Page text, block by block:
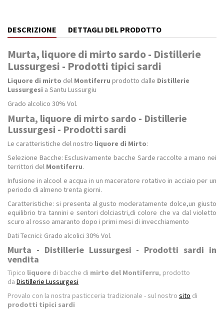
DESCRIZIONE DETTAGLI DEL PRODOTTO
Murta, liquore di mirto sardo - Distillerie
Lussurgesi - Prodotti tipici sardi
Liquore di mirto del Montiferru prodotto dalle Distillerie
Lussurgesi a Santu Lussurgiu
Grado alcolico 30% Vol.
Murta, liquore di mirto sardo - Distillerie
Lussurgesi - Prodotti sardi
Le caratteristiche del nostro liquore di Mirto:
Selezione Bacche: Esclusivamente bacche Sarde raccolte a mano nei
territtori del Montiferru.
Infusione in alcool e acqua in un maceratore rotativo in acciaio per un
periodo di almeno trenta giorni.
Caratteristiche: si presenta al gusto moderatamente dolce,un giusto
equilibrio tra tannini e sentori dolciastri,di colore che va dal violetto
scuro al rosso amaranto dopo i primi mesi di invecchiamento
Dati Tecnici: Grado alcolici 30% Vol.
Murta - Distillerie Lussurgesi - Prodotti sardi in
vendita
Tipico liquore di bacche di mirto del Montiferru, prodotto
da Distillerie Lussurgesi
Provalo con la nostra pasticceria tradizionale - sul nostro sito di
prodotti tipici sardi